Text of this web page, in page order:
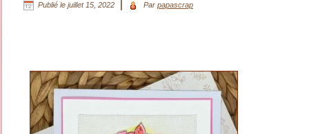
Publié le juillet 15, 2022 Par papascrap